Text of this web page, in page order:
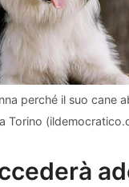
perché il suo cane
Torino